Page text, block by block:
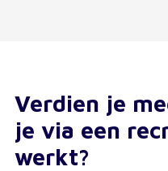
Verdien je
je via een
werkt?